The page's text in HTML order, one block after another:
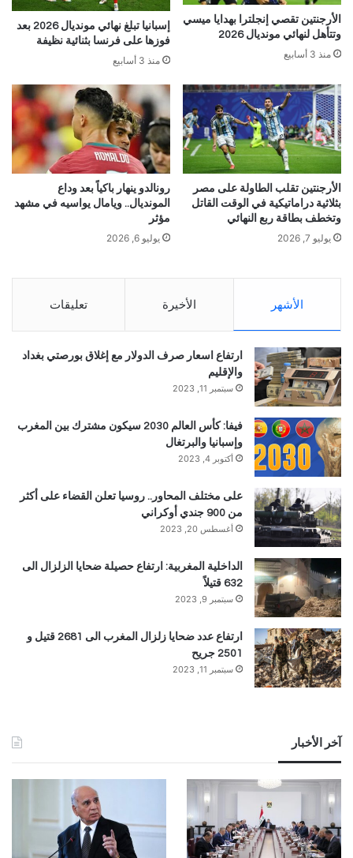
الأرجنتين تقصي إنجلترا بهدايا ميسي
وتتأهل لنهائي مونديال 2026
منذ 3 أسابيع
إسبانيا تبلغ نهائي مونديال 2026 بعد
فوزها على فرنسا بثنائية نظيفة
منذ 3 أسابيع
الأرجنتين تقلب الطاولة على مصر
بثلاثية دراماتيكية في الوقت القاتل
وتخطف بطاقة ربع النهائي
يوليو 7, 2026
رونالدو ينهار باكياً بعد وداع
المونديال.. ويامال يواسيه في مشهد
مؤثر
يوليو 6, 2026
الأشهر الأخيرة تعليقات
ارتفاع اسعار صرف الدولار مع إغلاق بورصتي بغداد
والإقليم
سبتمبر 11, 2023
فيفا: كأس العالم 2030 سيكون مشترك بين المغرب
وإسبانيا والبرتغال
أكتوبر 4, 2023
على مختلف المحاور.. روسيا تعلن القضاء على أكثر
من 900 جندي أوكراني
أغسطس 20, 2023
الداخلية المغربية: ارتفاع حصيلة ضحايا الزلزال الى
632 قتيلاً
سبتمبر 9, 2023
ارتفاع عدد ضحايا زلزال المغرب الى 2681 قتيل و
2501 جريح
سبتمبر 11, 2023
آخر الأخبار